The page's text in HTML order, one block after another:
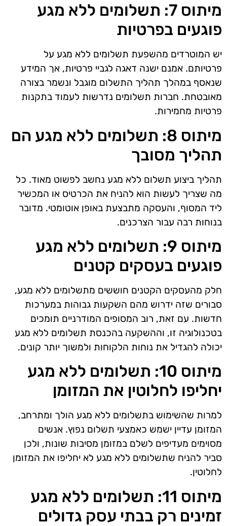
מיתוס 7: תשלומים ללא מגע
פוגעים בפרטיות
יש המוטרדים מהשפעת תשלומים ללא מגע על
פרטיותם. אמנם ישנה דאגה לגביי פרטיות, אך המידע
שנאסף במהלך תהליך התשלום מוגבל ונשמר בצורה
מאובטחת. חברות תשלומים נדרשות לעמוד בתקנות
פרטיות מחמירות.
מיתוס 8: תשלומים ללא מגע הם
תהליך מסובך
תהליך ביצוע תשלום ללא מגע נחשב לפשוט מאוד. כל
מה שצריך לעשות הוא להניח את הכרטיס או המכשיר
ליד המסוף, והעסקה מתבצעת באופן אוטומטי. מדובר
בנוחות רבה עבור הצרכנים.
מיתוס 9: תשלומים ללא מגע
פוגעים בעסקים קטנים
חלק מהעסקים הקטנים חוששים מתשלומים ללא מגע,
סבורים שזה ידרוש מהם השקעות גבוהות במערכות
חדשות. עם זאת, רוב המסופים המודרניים תומכים
בטכנולוגיה זו, וההשקעה בהכנסת תשלומים ללא מגע
יכולה להגדיל את נוחות הלקוחות ולמשוך יותר קונים.
מיתוס 10: תשלומים ללא מגע
יחליפו לחלוטין את המזומן
למרות שהשימוש בתשלומים ללא מגע הולך ומתרחב,
המזומן עדיין ישמש כאמצעי תשלום נפוץ. אנשים
מסוימים מעדיפים לשלם במזומן מסיבות שונות, ולכן
סביר להניח שתשלומים ללא מגע לא יחליפו את המזומן
לחלוטין.
מיתוס 11: תשלומים ללא מגע
זמינים רק בבתי עסק גדולים